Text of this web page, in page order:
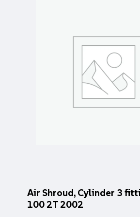
Air Shroud, Cylinder 3
100 2T 2002